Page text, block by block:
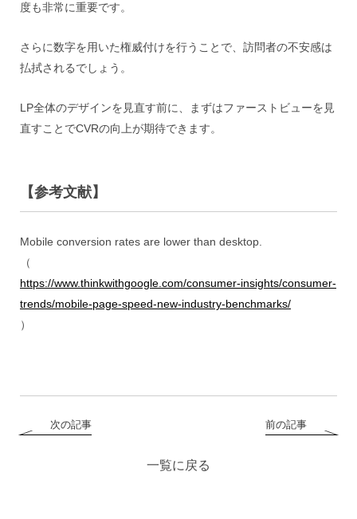
度も非常に重要です。
さらに数字を用いた権威付けを行うことで、訪問者の不安感は
払拭されるでしょう。
LP全体のデザインを見直す前に、まずはファーストビューを見
直すことでCVRの向上が期待できます。
【参考文献】
Mobile conversion rates are lower than desktop.
（
https://www.thinkwithgoogle.com/consumer-insights/consumer-
trends/mobile-page-speed-new-industry-benchmarks/
）
次の記事
一覧に戻る
前の記事